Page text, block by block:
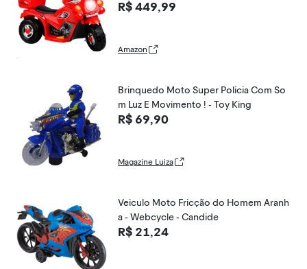
enino e menina barata
R$ 449,99
Amazon
Brinquedo Moto Super Policia Com So
m Luz E Movimento ! - Toy King
R$ 69,90
Magazine Luiza
Veiculo Moto Fricção do Homem Aranh
a - Webcycle - Candide
R$ 21,24